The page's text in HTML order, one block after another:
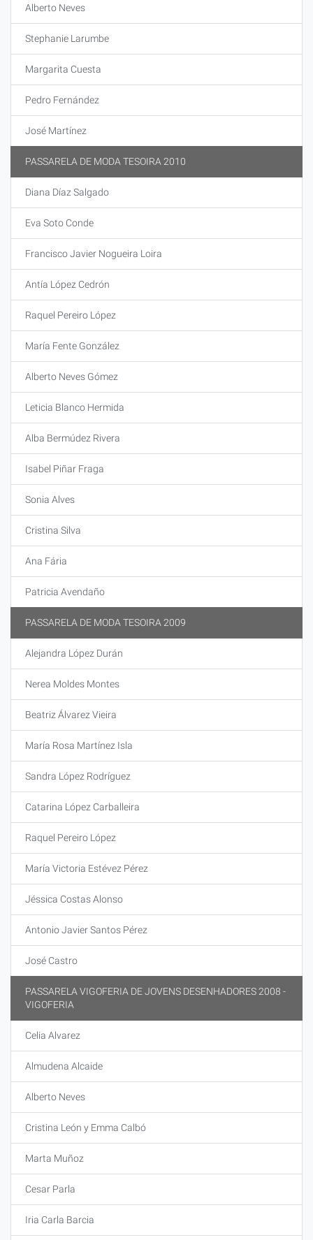
Alberto Neves
Stephanie Larumbe
Margarita Cuesta
Pedro Fernández
José Martínez
PASSARELA DE MODA TESOIRA 2010
Diana Díaz Salgado
Eva Soto Conde
Francisco Javier Nogueira Loira
Antía López Cedrón
Raquel Pereiro López
María Fente González
Alberto Neves Gómez
Leticia Blanco Hermida
Alba Bermúdez Rivera
Isabel Piñar Fraga
Sonia Alves
Cristina Silva
Ana Fária
Patricia Avendaño
PASSARELA DE MODA TESOIRA 2009
Alejandra López Durán
Nerea Moldes Montes
Beatriz Álvarez Vieira
María Rosa Martínez Isla
Sandra López Rodríguez
Catarina López Carballeira
Raquel Pereiro López
María Victoria Estévez Pérez
Jéssica Costas Alonso
Antonio Javier Santos Pérez
José Castro
PASSARELA VIGOFERIA DE JOVENS DESENHADORES 2008 -
VIGOFERIA
Celia Alvarez
Almudena Alcaide
Alberto Neves
Cristina León y Emma Calbó
Marta Muñoz
Cesar Parla
Iria Carla Barcia